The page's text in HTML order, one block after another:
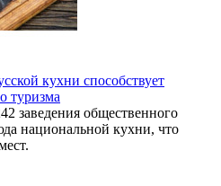
кухни способствует
туризма
заведения общественного
национальной кухни, что